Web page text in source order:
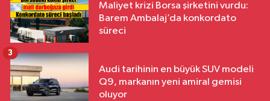
Maliyet krizi Borsa şirketini vurdu:
Barem Ambalaj’da konkordato
süreci
Audi tarihinin en büyük SUV modeli
Q9, markanın yeni amiral gemisi
oluyor
3